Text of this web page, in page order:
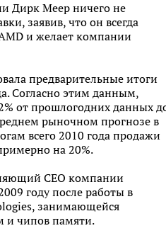
Дирк Меер ничего не
заявив, что он всегда
и желает компании
предварительные итоги
Согласно этим данным,
от прошлогодних данных
рыночном прогнозе в
всего 2010 года продажи
на 20%.
CEO компании
году после работы в
занимающейся
и чипов памяти.